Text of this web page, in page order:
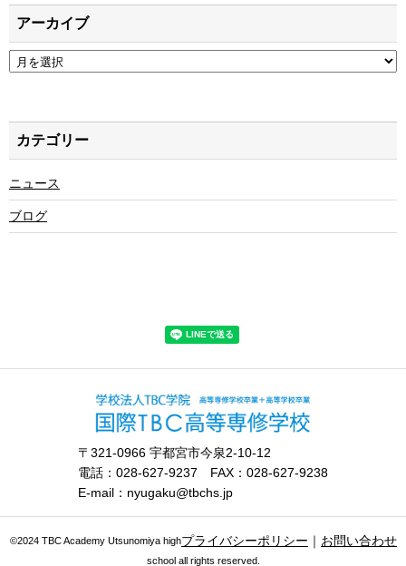
アーカイブ
ア
イ
ブカテゴリー
ニュース
ブログ
〒321-0966 宇都宮市今泉2-10-12
電話：028-627-9237 FAX：028-627-9238
E-mail：nyugaku@tbchs.jp
プライバシーポリシー ｜ お問い合わせ
©2024 TBC Academy Utsunomiya high
school all rights reserved.